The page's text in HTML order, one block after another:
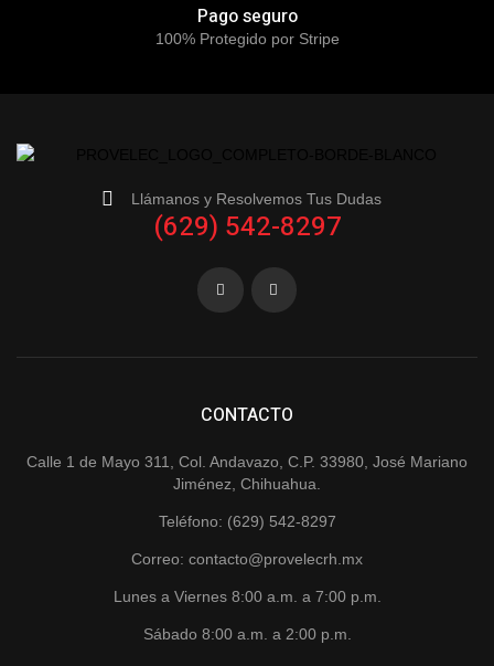
Pago seguro
100% Protegido por Stripe
Llámanos y Resolvemos Tus Dudas
(629) 542-8297
CONTACTO
Calle 1 de Mayo 311, Col. Andavazo, C.P. 33980, José Mariano
Jiménez, Chihuahua.
Teléfono: (629) 542-8297
Correo: contacto@provelecrh.mx
Lunes a Viernes 8:00 a.m. a 7:00 p.m.
Sábado 8:00 a.m. a 2:00 p.m.